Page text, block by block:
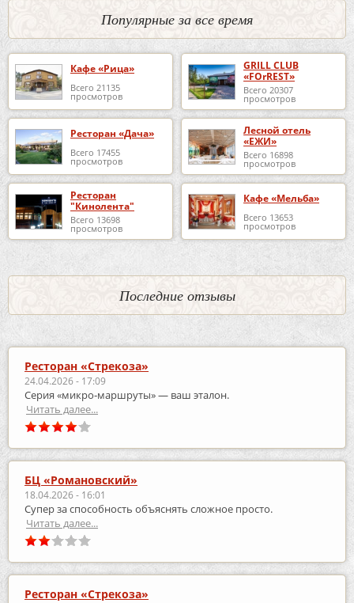
Популярные за все время
Кафе «Рица»
Всего 21135
просмотров
GRILL CLUB
«FOrREST»
Всего 20307
просмотров
Ресторан «Дача»
Всего 17455
просмотров
Лесной отель
«ЕЖИ»
Всего 16898
просмотров
Ресторан
"Кинолента"
Всего 13698
просмотров
Кафе «Мельба»
Всего 13653
просмотров
Последние отзывы
Ресторан «Стрекоза»
24.04.2026 - 17:09
Серия «микро‑маршруты» — ваш эталон.
Читать далее...
БЦ «Романовский»
18.04.2026 - 16:01
Супер за способность объяснять сложное просто.
Читать далее...
Ресторан «Стрекоза»